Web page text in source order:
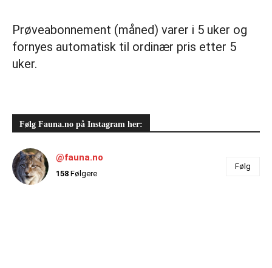
Prøveabonnement (måned) varer i 5 uker og
fornyes automatisk til ordinær pris etter 5
uker.
Følg Fauna.no på Instagram her:
@fauna.no
158 Følgere
Følg